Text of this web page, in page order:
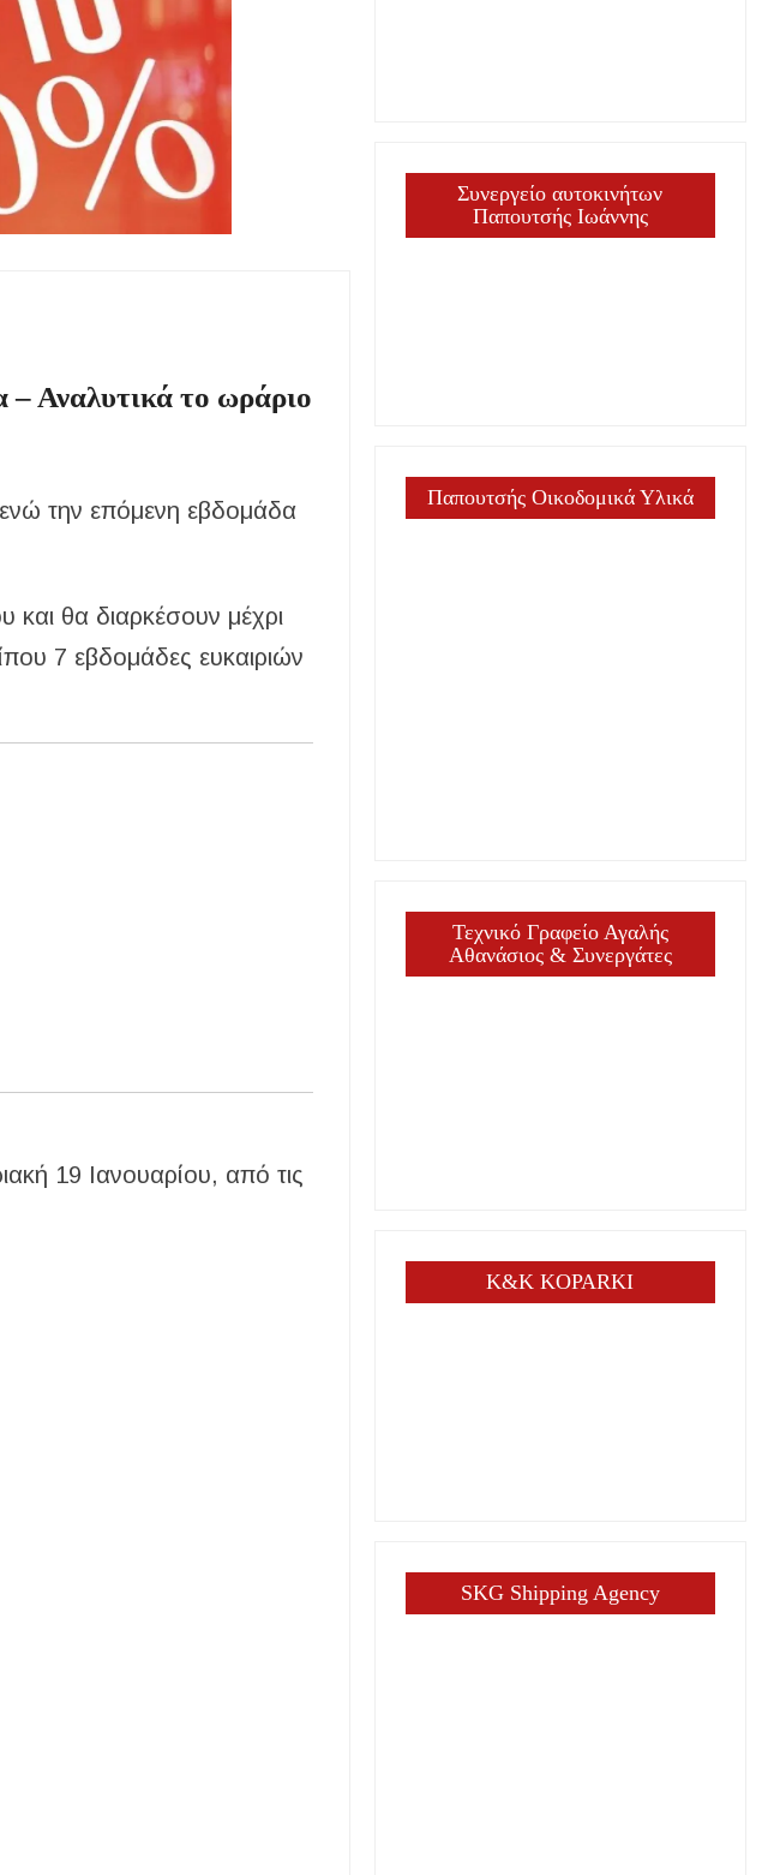
την πλήρη επαναλειτουργία
Πυροσβεστικής
– Αναλυτικά το ωράριο
ενώ την επόμενη εβδομάδα
και θα διαρκέσουν μέχρι
7 εβδομάδες ευκαιριών
19 Ιανουαρίου, από τις
Συνεργείο αυτοκινήτων
Παπουτσής Ιωάννης
Παπουτσής Οικοδομικά Υλικά
Τεχνικό Γραφείο Αγαλής
Αθανάσιος & Συνεργάτες
K&K KOPARKI
SKG Shipping Agency